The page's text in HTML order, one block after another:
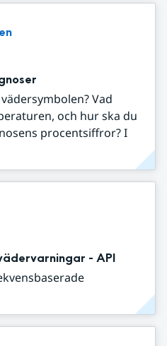
Vad
och hur ska du
procentsiffror? I
- API